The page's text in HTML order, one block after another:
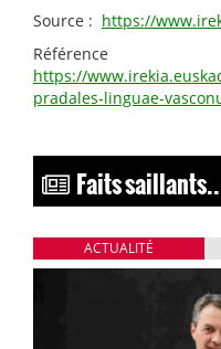
Source : https://
https://
pradales-linguae-
Faits
ACTUALITÉ